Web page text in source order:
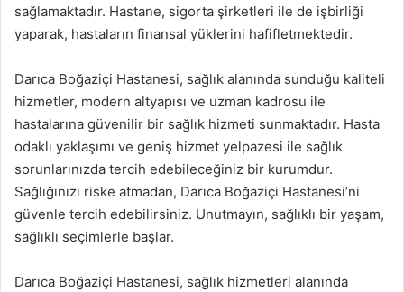
sağlamaktadır. Hastane, sigorta şirketleri ile de işbirliği
yaparak, hastaların finansal yüklerini hafifletmektedir.
Darıca Boğaziçi Hastanesi, sağlık alanında sunduğu kaliteli
hizmetler, modern altyapısı ve uzman kadrosu ile
hastalarına güvenilir bir sağlık hizmeti sunmaktadır. Hasta
odaklı yaklaşımı ve geniş hizmet yelpazesi ile sağlık
sorunlarınızda tercih edebileceğiniz bir kurumdur.
Sağlığınızı riske atmadan, Darıca Boğaziçi Hastanesi’ni
güvenle tercih edebilirsiniz. Unutmayın, sağlıklı bir yaşam,
sağlıklı seçimlerle başlar.
Darıca Boğaziçi Hastanesi, sağlık hizmetleri alanında